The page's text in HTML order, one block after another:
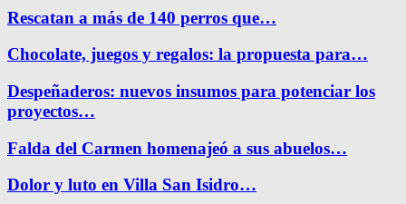
Rescatan a más de 140 perros que…
Chocolate, juegos y regalos: la propuesta para…
Despeñaderos: nuevos insumos para potenciar los
proyectos…
Falda del Carmen homenajeó a sus abuelos…
Dolor y luto en Villa San Isidro…